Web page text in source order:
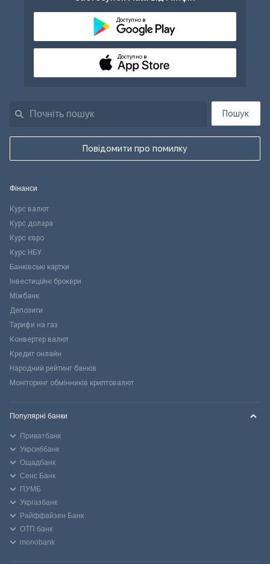
Пошук
Повідомити про помилку
Доступно в
Доступно в
Фінанси
Курс валют
Курс долара
Курс євро
Курс НБУ
Банківські картки
Інвестиційні брокери
Міжбанк
Депозити
Тарифи на газ
Конвертер валют
Кредит онлайн
Народний рейтинг банків
Моніторинг обмінників криптовалют
Популярні банки
Приватбанк
Укрсиббанк
Ощадбанк
Сенс Банк
ПУМБ
Укргазбанк
Райффайзен Банк
ОТП банк
monobank